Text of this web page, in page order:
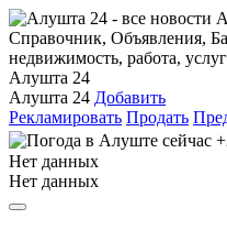
Алушта 24
Алушта 24 Добавить
Рекламировать Продать
Нет данных
Нет данных